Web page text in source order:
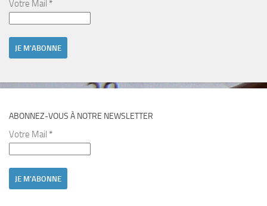
Votre Mail *
ABONNEZ-VOUS À NOTRE NEWSLETTER
Votre Mail *